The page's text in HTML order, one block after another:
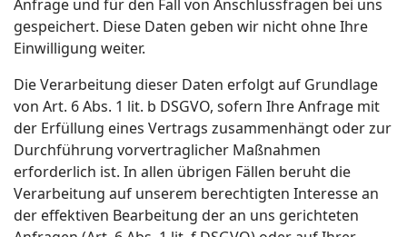
Anfrage und für den Fall von Anschlussfragen bei uns
gespeichert. Diese Daten geben wir nicht ohne Ihre
Einwilligung weiter.
Die Verarbeitung dieser Daten erfolgt auf Grundlage
von Art. 6 Abs. 1 lit. b DSGVO, sofern Ihre Anfrage mit
der Erfüllung eines Vertrags zusammenhängt oder zur
Durchführung vorvertraglicher Maßnahmen
erforderlich ist. In allen übrigen Fällen beruht die
Verarbeitung auf unserem berechtigten Interesse an
der effektiven Bearbeitung der an uns gerichteten